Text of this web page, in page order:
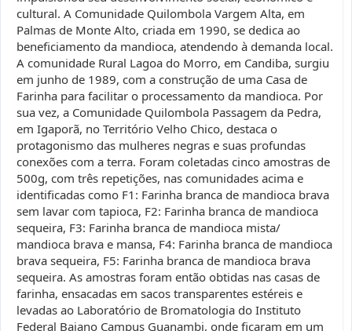
cultural. A Comunidade Quilombola Vargem Alta, em
Palmas de Monte Alto, criada em 1990, se dedica ao
beneficiamento da mandioca, atendendo à demanda local.
A comunidade Rural Lagoa do Morro, em Candiba, surgiu
em junho de 1989, com a construção de uma Casa de
Farinha para facilitar o processamento da mandioca. Por
sua vez, a Comunidade Quilombola Passagem da Pedra,
em Igaporã, no Território Velho Chico, destaca o
protagonismo das mulheres negras e suas profundas
conexões com a terra. Foram coletadas cinco amostras de
500g, com três repetições, nas comunidades acima e
identificadas como F1: Farinha branca de mandioca brava
sem lavar com tapioca, F2: Farinha branca de mandioca
sequeira, F3: Farinha branca de mandioca mista/
mandioca brava e mansa, F4: Farinha branca de mandioca
brava sequeira, F5: Farinha branca de mandioca brava
sequeira. As amostras foram então obtidas nas casas de
farinha, ensacadas em sacos transparentes estéreis e
levadas ao Laboratório de Bromatologia do Instituto
Federal Baiano Campus Guanambi, onde ficaram em um